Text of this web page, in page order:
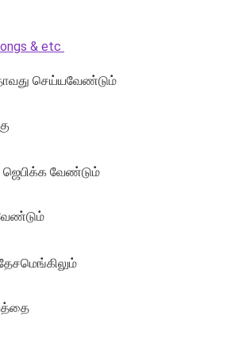
& etc
செய்யவேண்டும்
ஜெபிக்க வேண்டும்